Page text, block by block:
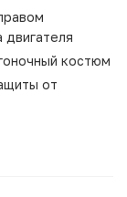
костюм
от